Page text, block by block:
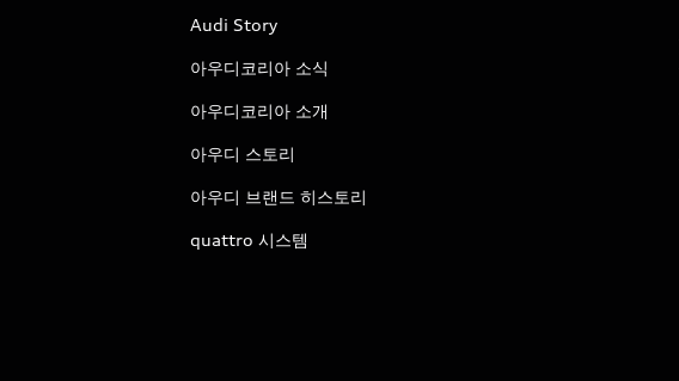
Audi Story
아우디코리아 소식
아우디코리아 소개
아우디 스토리
아우디 브랜드 히스토리
quattro 시스템